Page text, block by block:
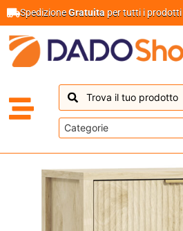
SpedizioneGratuita per tutti i prodotti